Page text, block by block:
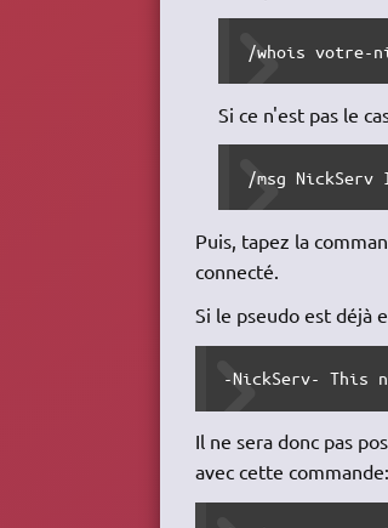
/whois votre-
Si ce n'est pas le
/msg NickServ
Puis, tapez la
connecté.
Si le pseudo est déjà
-NickServ- This
Il ne sera donc pas
avec cette commande: